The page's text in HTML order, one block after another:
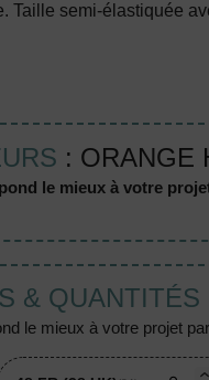
Taille semi-élastiquée
: ORANGE
le mieux à votre
& QUANTITÉS
le mieux à votre projet